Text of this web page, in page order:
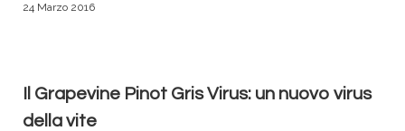
24 Marzo 2016
Il Grapevine Pinot Gris Virus: un nuovo virus
della vite